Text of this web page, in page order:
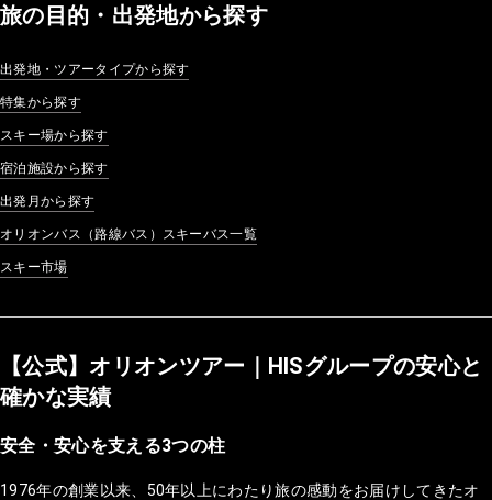
旅の目的・出発地から探す
出発地・ツアータイプから探す
特集から探す
スキー場から探す
宿泊施設から探す
出発月から探す
オリオンバス（路線バス）スキーバス一覧
スキー市場
【公式】オリオンツアー｜HISグループの安心と
確かな実績
安全・安心を支える3つの柱
1976年の創業以来、50年以上にわたり旅の感動をお届けしてきたオ